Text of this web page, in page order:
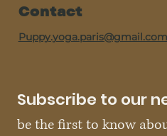
Contact
Puppy.yoga.paris@gmail.com
Subscribe to our
be the first to know